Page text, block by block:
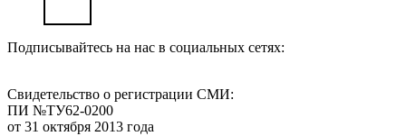
Подписывайтесь на нас в социальных сетях:
Свидетельство о регистрации СМИ:
ПИ №ТУ62-0200
от 31 октября 2013 года